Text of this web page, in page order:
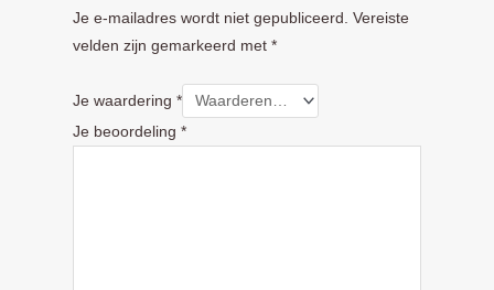
Je e-mailadres wordt niet gepubliceerd. Vereiste
velden zijn gemarkeerd met *
Je waardering *
Je beoordeling *